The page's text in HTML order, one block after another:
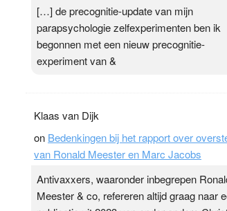
Precognitie een bayesiaanse update -
Kloptdatwel?
onHelderziendheid een bayesiaanse update
parapsychologie zelfexperimenten ben ik
begonnen met een nieuw precognitie-
experiment van &
Klaas van Dijk